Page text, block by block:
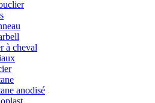
à cheval
anodisé